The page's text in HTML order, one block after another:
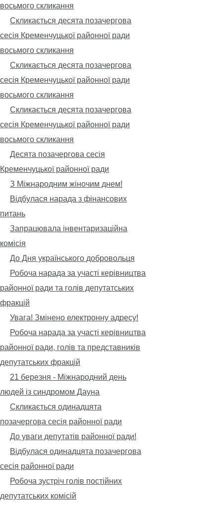
восьмого скликання
Скликається десята позачергова
сесія Кременчуцької районної ради
восьмого скликання
Скликається десята позачергова
сесія Кременчуцької районної ради
восьмого скликання
Скликається десята позачергова
сесія Кременчуцької районної ради
восьмого скликання
Десята позачергова сесія
Кременчуцької районної ради
З Міжнародним жіночим днем!
Відбулася нарада з фінансових
питань
Запрацювала інвентаризаційна
комісія
До Дня українського добровольця
Робоча нарада за участі керівництва
районної ради та голів депутатських
фракцій
Увага! Змінено електронну адресу!
Робоча нарада за участі керівництва
районної ради, голів та представників
депутатських фракцій
21 березня - Міжнародний день
людей із синдромом Дауна
Скликається одинадцята
позачергова сесія районної ради
До уваги депутатів районної ради!
Відбулася одинадцята позачергова
сесія районної ради
Робоча зустріч голів постійних
депутатських комісій